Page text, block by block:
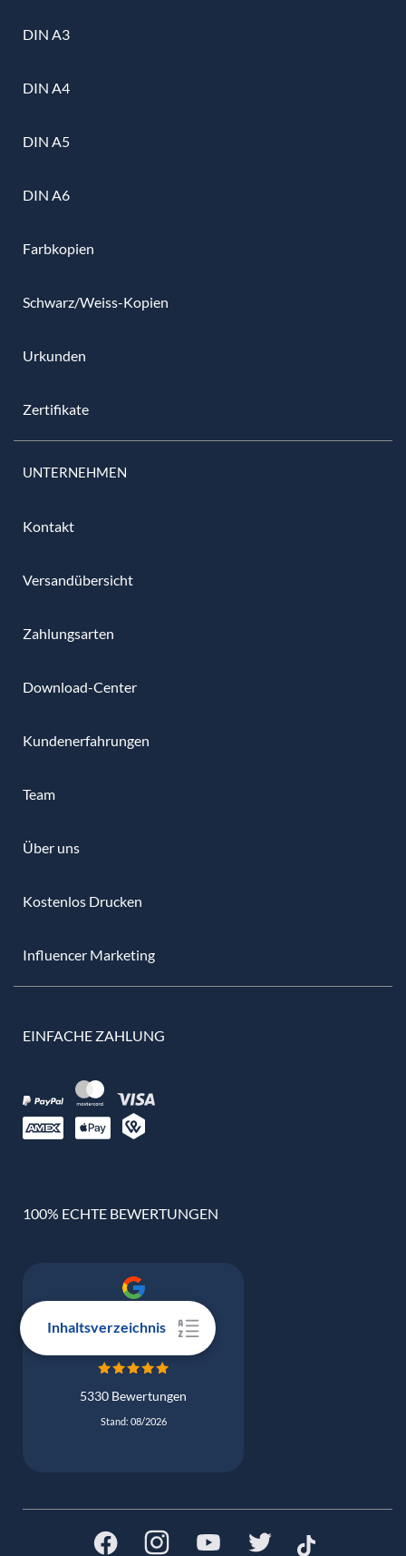
Inhaltsverzeichnis
DIN A3
DIN A4
DIN A5
DIN A6
Farbkopien
Schwarz/Weiss-Kopien
Urkunden
Zertifikate
UNTERNEHMEN
Kontakt
Versandübersicht
Zahlungsarten
Download-Center
Kundenerfahrungen
Team
Über uns
Kostenlos Drucken
Influencer Marketing
EINFACHE ZAHLUNG
100% ECHTE BEWERTUNGEN
Google Bewertung
4.9
5330 Bewertungen
Stand: 08/2026